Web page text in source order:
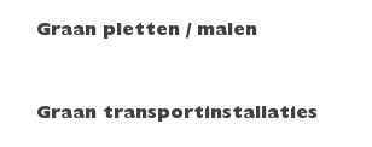
Graan pletten / malen
Graan transportinstallaties